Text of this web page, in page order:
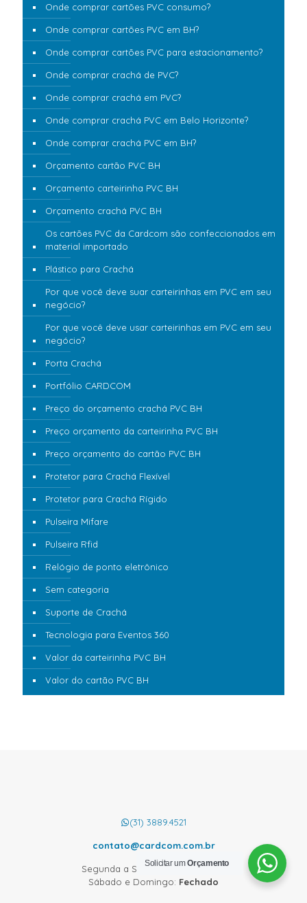
Onde comprar cartões PVC consumo?
Onde comprar cartões PVC em BH?
Onde comprar cartões PVC para estacionamento?
Onde comprar crachá de PVC?
Onde comprar crachá em PVC?
Onde comprar crachá PVC em Belo Horizonte?
Onde comprar crachá PVC em BH?
Orçamento cartão PVC BH
Orçamento carteirinha PVC BH
Orçamento crachá PVC BH
Os cartões PVC da Cardcom são confeccionados em
material importado
Plástico para Crachá
Por que você deve suar carteirinhas em PVC em seu
negócio?
Por que você deve usar carteirinhas em PVC em seu
negócio?
Porta Crachá
Portfólio CARDCOM
Preço do orçamento crachá PVC BH
Preço orçamento da carteirinha PVC BH
Preço orçamento do cartão PVC BH
Protetor para Crachá Flexível
Protetor para Crachá Rígido
Pulseira Mifare
Pulseira Rfid
Relógio de ponto eletrônico
Sem categoria
Suporte de Crachá
Tecnologia para Eventos 360
Valor da carteirinha PVC BH
Valor do cartão PVC BH
(31) 3889.4521
contato@cardcom.com.br
Segunda a Sexta:08:00 às 18:00
Sábado e Domingo: Fechado
Solicitar umOrçamento